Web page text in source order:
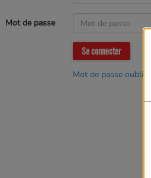
Mot de passe
Se connecter
Mot de passe oublié ?